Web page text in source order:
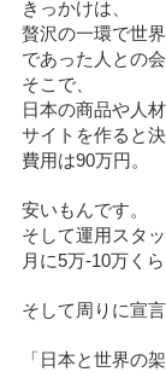
きっかけは、
贅沢の一環で世
であった人との
そこで、
日本の商品や人
サイトを作ると決
費用は90万円。
安いもんです。
そして運用スタ
月に5万-10万く
そして周りに宣言
「日本と世界の